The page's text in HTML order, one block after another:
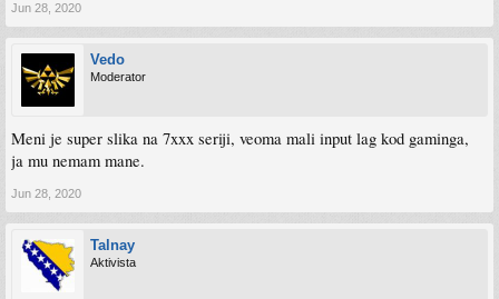
Jun 28, 2020
Vedo
Moderator
Meni je super slika na 7xxx seriji, veoma mali input lag kod gaminga,
ja mu nemam mane.
Jun 28, 2020
Talnay
Aktivista